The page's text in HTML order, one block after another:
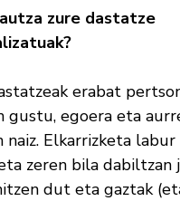
zure dastatze
erabat
gustu, egoera eta
naiz. Elkarrizketa
zeren bila dabiltzan
dut eta gaztak